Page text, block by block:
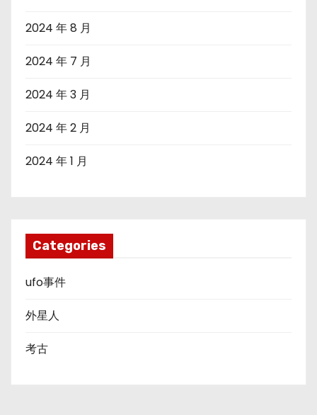
2024 年 8 月
2024 年 7 月
2024 年 3 月
2024 年 2 月
2024 年 1 月
Categories
ufo事件
外星人
考古